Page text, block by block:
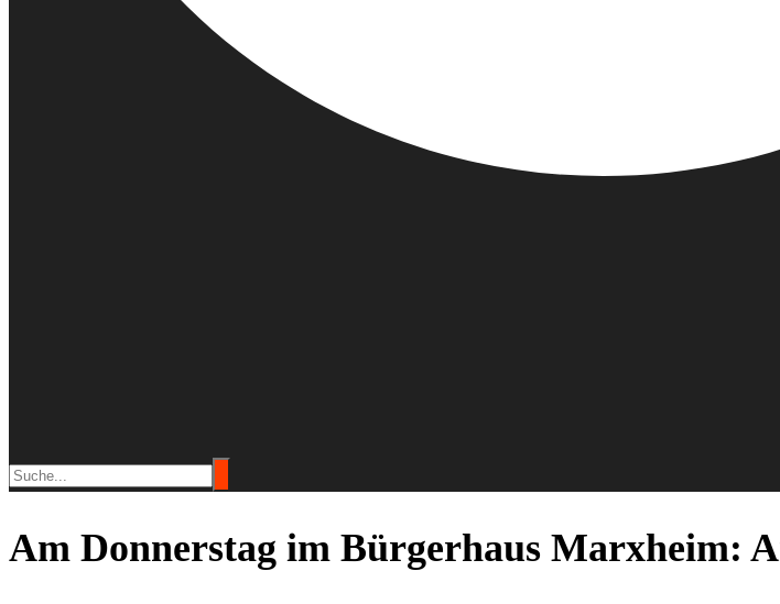
Am Donnerstag im Bürgerhaus Marxheim: